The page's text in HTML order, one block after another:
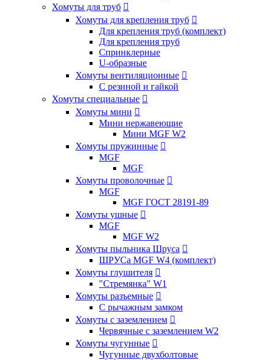
Хомуты для труб 
Хомуты для крепления труб 
Для крепления труб (комплект)
Для крепления труб
Спринклерные
U-образные
Хомуты вентиляционные 
С резиной и гайкой
Хомуты специальные 
Хомуты мини 
Мини нержавеющие
Мини MGF W2
Хомуты пружинные 
MGF
MGF
Хомуты проволочные 
MGF
MGF ГОСТ 28191-89
Хомуты ушные 
MGF
MGF W2
Хомуты пыльника Шруса 
ШРУСа MGF W4 (комплект)
Хомуты глушителя 
"Стремянка" W1
Хомуты разъемные 
С рычажным замком
Хомуты с заземлением 
Червячные с заземлением W2
Хомуты чугунные 
Чугунные двухболтовые